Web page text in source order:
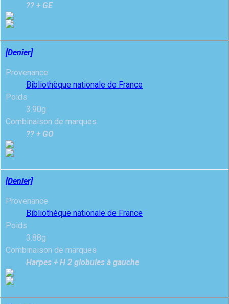
?? + GE
[Denier]
Provenance
Bibliothèque nationale de France
Poids
3.90g
Combinaison de marques
?? + GO
[Denier]
Provenance
Bibliothèque nationale de France
Poids
3.88g
Combinaison de marques
Harpes + H 2 globules à gauche